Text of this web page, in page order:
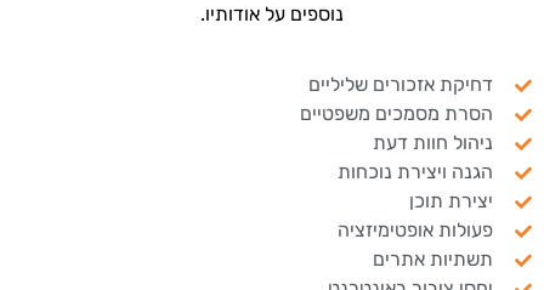
נוספים על אודותיו.
דחיקת אזכורים שליליים
הסרת מסמכים משפטיים
ניהול חוות דעת
הגנה ויצירת נוכחות
יצירת תוכן
פעולות אופטימיזציה
תשתיות אתרים